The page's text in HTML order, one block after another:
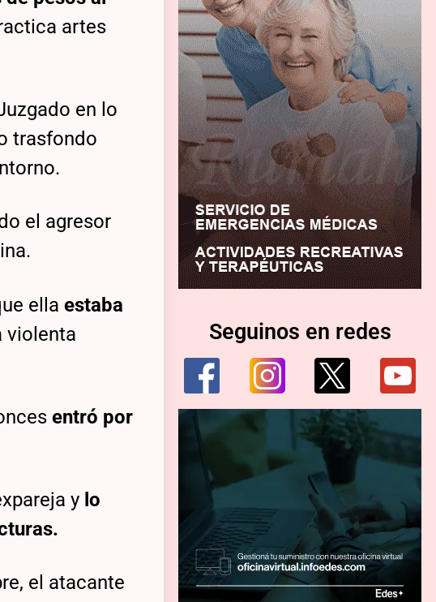
artes
en lo
trasfondo
el agresor
ella estaba
violenta
entró por
y lo
el atacante
Seguinos en redes